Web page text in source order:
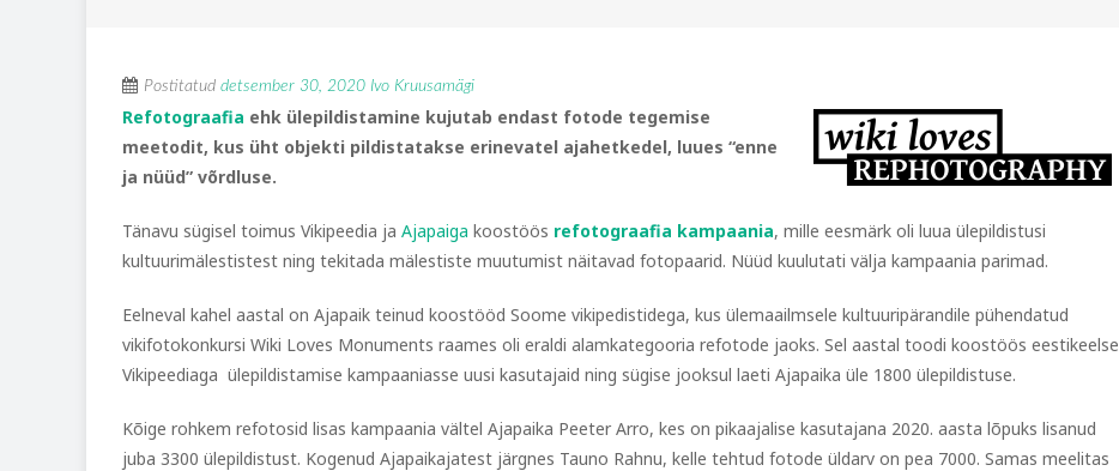
Postitatud detsember 30, 2020 Ivo Kruusamägi
Refotograafia ehk ülepildistamine kujutab endast fotode tegemise
meetodit, kus üht objekti pildistatakse erinevatel ajahetkedel, luues “enne
ja nüüd” võrdluse.
Tänavu sügisel toimus Vikipeedia ja Ajapaiga koostöös refotograafia kampaania, mille eesmärk oli luua ülepildistusi
kultuurimälestistest ning tekitada mälestiste muutumist näitavad fotopaarid. Nüüd kuulutati välja kampaania parimad.
Eelneval kahel aastal on Ajapaik teinud koostööd Soome vikipedistidega, kus ülemaailmsele kultuuripärandile pühendatud
vikifotokonkursi Wiki Loves Monuments raames oli eraldi alamkategooria refotode jaoks. Sel aastal toodi koostöös eestikeelse
Vikipeediaga ülepildistamise kampaaniasse uusi kasutajaid ning sügise jooksul laeti Ajapaika üle 1800 ülepildistuse.
Kõige rohkem refotosid lisas kampaania vältel Ajapaika Peeter Arro, kes on pikaajalise kasutajana 2020. aasta lõpuks lisanud
juba 3300 ülepildistust. Kogenud Ajapaikajatest järgnes Tauno Rahnu, kelle tehtud fotode üldarv on pea 7000. Samas meelitas